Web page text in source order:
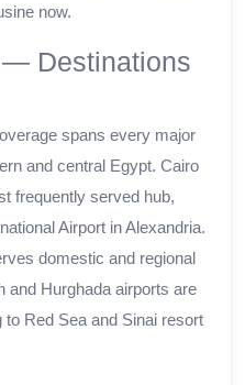
now.
Destinations
spans every major
and central Egypt. Cairo
frequently served hub,
Airport in Alexandria.
domestic and regional
and Hurghada airports are
Red Sea and Sinai resort